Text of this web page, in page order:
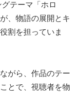
テーマ「ホロ
、物語の展開とキ
割を担っていま
がら、作品のテー
とで、視聴者を物